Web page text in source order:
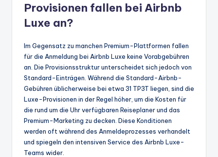
Provisionen fallen bei Airbnb
Luxe an?
Im Gegensatz zu manchen Premium-Plattformen fallen
für die Anmeldung bei Airbnb Luxe keine Vorabgebühren
an. Die Provisionsstruktur unterscheidet sich jedoch von
Standard-Einträgen. Während die Standard-Airbnb-
Gebühren üblicherweise bei etwa 31 TP3T liegen, sind die
Luxe-Provisionen in der Regel höher, um die Kosten für
die rund um die Uhr verfügbaren Reiseplaner und das
Premium-Marketing zu decken. Diese Konditionen
werden oft während des Anmeldeprozesses verhandelt
und spiegeln den intensiven Service des Airbnb Luxe-
Teams wider.